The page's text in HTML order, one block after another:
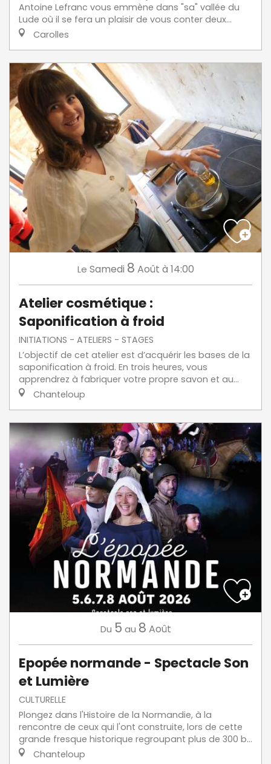
Antoine Lefranc vous emmène dans "sa" vallée du
Lude où il se fera un plaisir de vous conter deux...
Carolles
Le Samedi 8 Août à 14:00
Atelier cosmétique :
Saponification à froid
INITIATIONS - ATELIERS - STAGES
L’objectif de cet atelier est d’acquérir les bases de la
saponification à froid. En trois heures, vous
apprendrez à fabriquer votre propre savon et au...
Chanteloup
Du 5 au 8 Août
Epopée normande - Spectacle Son
et Lumière
CULTURELLE
Plongez dans l'Histoire de la Normandie, à la
rencontre de ceux qui l'ont construite, lors de cette
grande fresque historique regroupant plus de 300 b...
Chanteloup